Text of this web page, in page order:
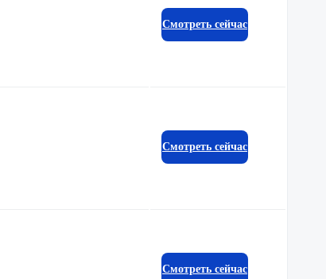
Смотреть сейчас
Смотреть сейчас
Смотреть сейчас